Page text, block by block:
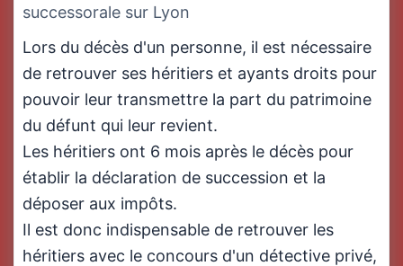
successorale sur Lyon
Lors du décès d'un personne, il est nécessaire
de retrouver ses héritiers et ayants droits pour
pouvoir leur transmettre la part du patrimoine
du défunt qui leur revient.
Les héritiers ont 6 mois après le décès pour
établir la déclaration de succession et la
déposer aux impôts.
Il est donc indispensable de retrouver les
héritiers avec le concours d'un détective privé,